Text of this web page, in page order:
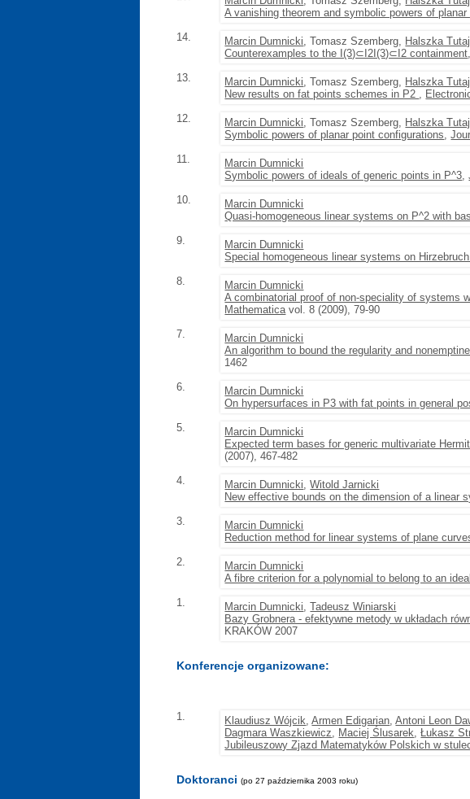
A vanishing theorem and symbolic powers of planar
14.
Marcin Dumnicki, Tomasz Szemberg, Halszka
Counterexamples to the I(3)⊂I2I(3)⊂I2 containment
13.
Marcin Dumnicki, Tomasz Szemberg, Halszka
New results on fat points schemes in P2 ,
12.
Marcin Dumnicki, Tomasz Szemberg, Halszka
Symbolic powers of planar point configurations,
11.
Marcin Dumnicki
Symbolic powers of ideals of generic points in P^3,
10.
Marcin Dumnicki
Quasi-homogeneous linear systems on P^2 with
9.
Marcin Dumnicki
Special homogeneous linear systems on
8.
Marcin Dumnicki
A combinatorial proof of non-speciality of systems
Mathematicavol. 8 (2009), 79-90
7.
Marcin Dumnicki
An algorithm to bound the regularity and
1462
6.
Marcin Dumnicki
On hypersurfaces in P3 with fat points in general
5.
Marcin Dumnicki
Expected term bases for generic multivariate
(2007), 467-482
4.
Marcin Dumnicki,Witold Jarnicki
New effective bounds on the dimension of a linear
3.
Marcin Dumnicki
Reduction method for linear systems of plane
2.
Marcin Dumnicki
A fibre criterion for a polynomial to belong to an ideal
1.
Marcin Dumnicki,Tadeusz Winiarski
Bazy Grobnera - efektywne metody w układach
KRAKÓW 2007
Konferencje organizowane:
1. Klaudiusz Wójcik,Armen Edigarian,Antoni Leon
Dagmara Waszkiewicz, Maciej Ślusarek,Łukasz
Jubileuszowy Zjazd Matematyków Polskich w
Doktoranci (po 27 października 2003 roku)